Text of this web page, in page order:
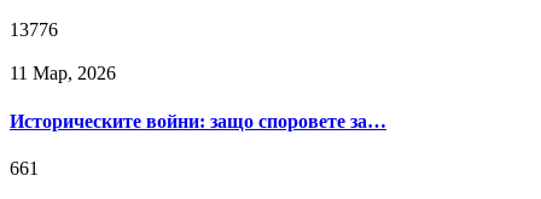
13776
11 Мар, 2026
Историческите войни: защо споровете за…
661